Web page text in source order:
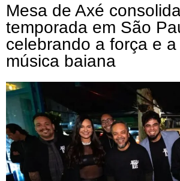
Mesa de Axé
temporada em São
celebrando a força e
música baiana